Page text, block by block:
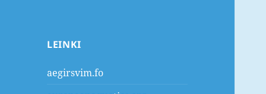
LEINKI
aegirsvim.fo